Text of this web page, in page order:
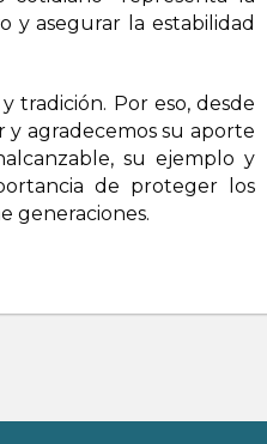
asegurar la estabilidad
tradición. Por eso, desde
agradecemos su aporte
su ejemplo y
de proteger los
generaciones.